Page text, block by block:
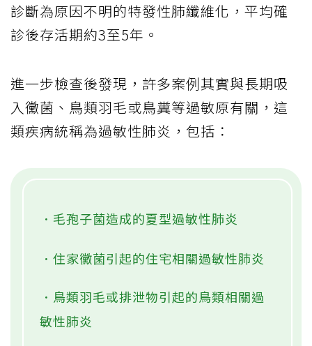
診斷為原因不明的特發性肺纖維化，平均確
診後存活期約3至5年。
進一步檢查後發現，許多案例其實與長期吸
入黴菌、鳥類羽毛或鳥糞等過敏原有關，這
類疾病統稱為過敏性肺炎，包括：
．毛孢子菌造成的夏型過敏性肺炎
．住家黴菌引起的住宅相關過敏性肺炎
．鳥類羽毛或排泄物引起的鳥類相關過
敏性肺炎